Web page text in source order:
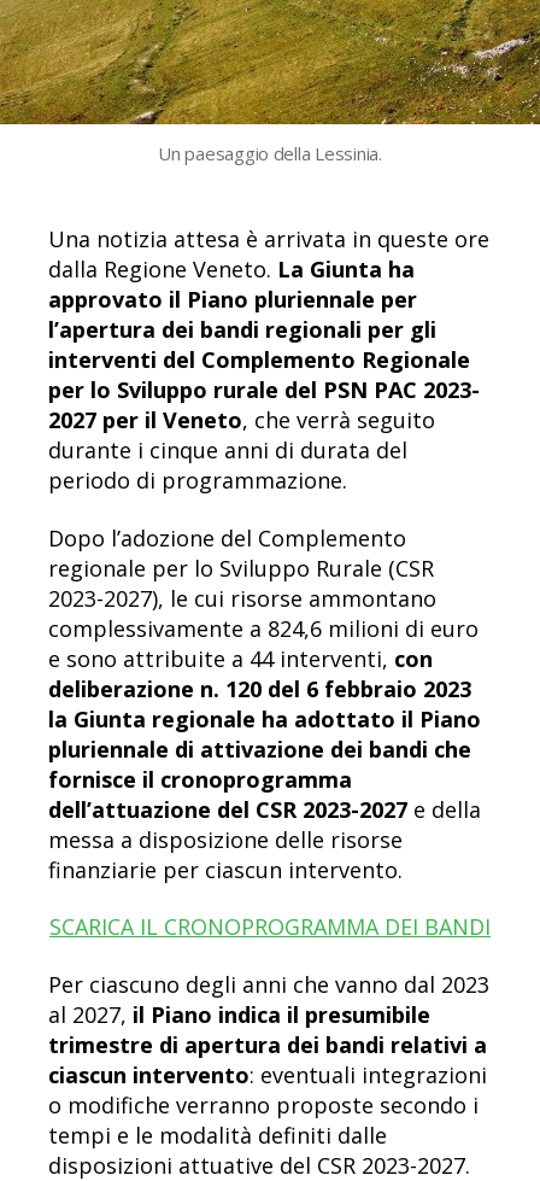
Un paesaggio della Lessinia.
Una notizia attesa è arrivata in queste ore
dalla Regione Veneto. La Giunta ha
approvato il Piano pluriennale per
l’apertura dei bandi regionali per gli
interventi del Complemento Regionale
per lo Sviluppo rurale del PSN PAC 2023-
2027 per il Veneto, che verrà seguito
durante i cinque anni di durata del
periodo di programmazione.
Dopo l’adozione del Complemento
regionale per lo Sviluppo Rurale (CSR
2023-2027), le cui risorse ammontano
complessivamente a 824,6 milioni di euro
e sono attribuite a 44 interventi, con
deliberazione n. 120 del 6 febbraio 2023
la Giunta regionale ha adottato il Piano
pluriennale di attivazione dei bandi che
fornisce il cronoprogramma
dell’attuazione del CSR 2023-2027 e della
messa a disposizione delle risorse
finanziarie per ciascun intervento.
SCARICA IL CRONOPROGRAMMA DEI BANDI
Per ciascuno degli anni che vanno dal 2023
al 2027, il Piano indica il presumibile
trimestre di apertura dei bandi relativi a
ciascun intervento: eventuali integrazioni
o modifiche verranno proposte secondo i
tempi e le modalità definiti dalle
disposizioni attuative del CSR 2023-2027.